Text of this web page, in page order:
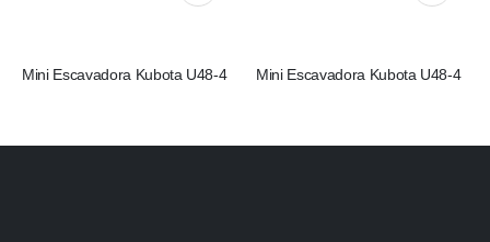
Mini Escavadora Kubota U48-4 Mini Escavadora Kubota U48-4